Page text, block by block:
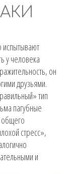
испытывают
у человека
он
друзьями.
тип
пагубные
общего
стресс»,
и